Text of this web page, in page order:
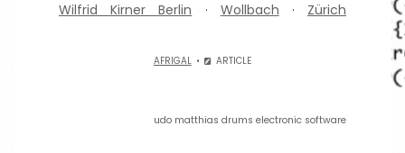
Wilfrid Kirner Berlin · Wollbach · Zürich
AFRIGAL ARTICLE
udo matthias drums electronic software